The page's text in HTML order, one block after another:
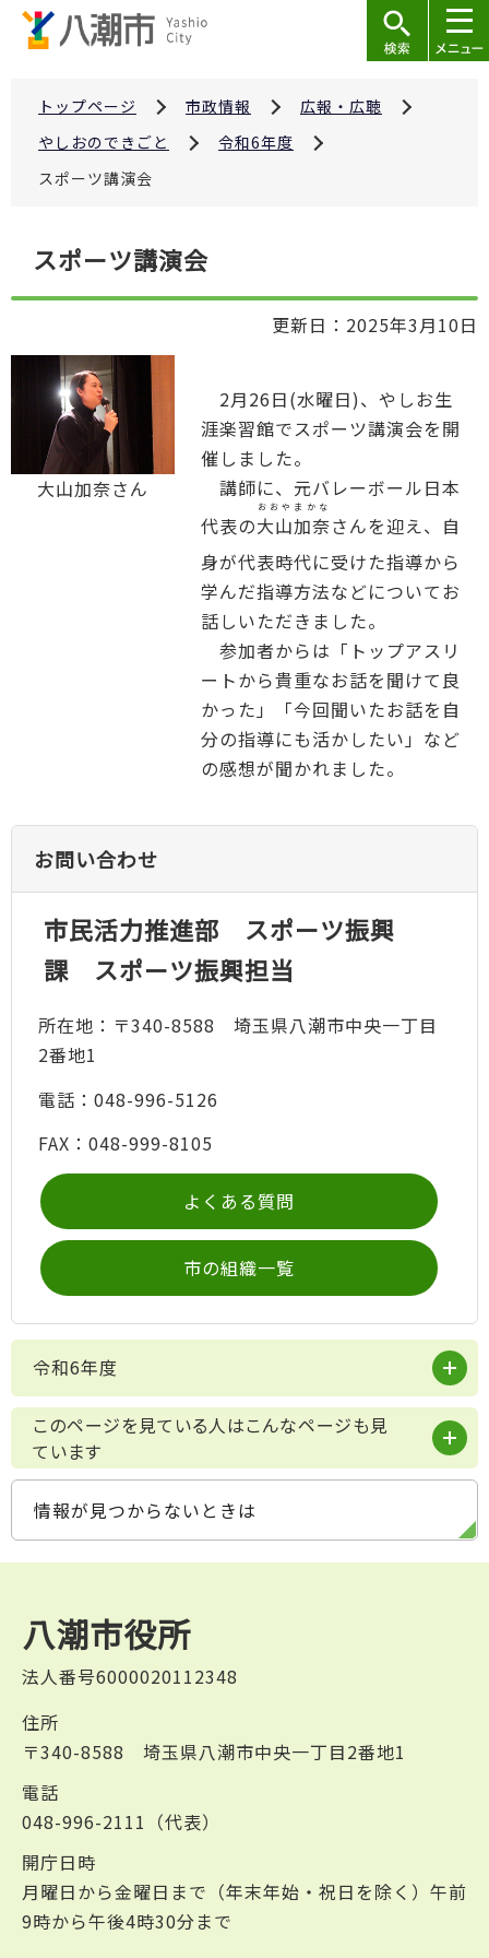
トップページ 市政情報
広報・広聴
やしおのできごと
令和6年度
スポーツ講演会
こ
か
スポーツ講演会
更新日：2025年3月10日
大山加奈さん
2月26日(水曜日)、やしお生
涯楽習館でスポーツ講演会を開
催しました。
講師に、元バレーボール日本
代表の大山加奈
おおやまかな
さんを迎え、自
身が代表時代に受けた指導から
学んだ指導方法などについてお
話しいただきました。
参加者からは「トップアスリ
ートから貴重なお話を聞けて良
かった」「今回聞いたお話を自
分の指導にも活かしたい」など
の感想が聞かれました。
お問い合わせ
市民活力推進部 スポーツ振興
課 スポーツ振興担当
所在地：〒340-8588 埼玉県八潮市中央一丁目
2番地1
電話：048-996-5126
FAX：048-999-8105
よくある質問
市の組織一覧
令和6年度
このページを見ている人はこんなページも見
ています
情報が見つからないときは
八潮市役所
法人番号6000020112348
住所
〒340-8588 埼玉県八潮市中央一丁目2番地1
電話
048-996-2111（代表）
開庁日時
月曜日から金曜日まで（年末年始・祝日を除く）午前
9時から午後4時30分まで